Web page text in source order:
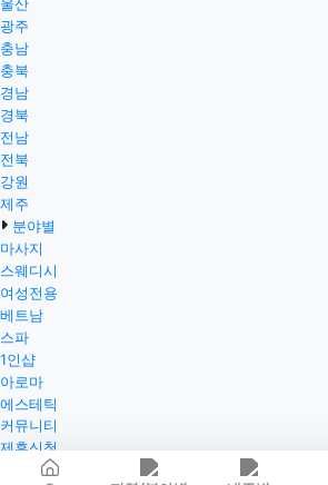
울산
광주
충남
충북
경남
경북
전남
전북
강원
제주
분야별
마사지
스웨디시
여성전용
베트남
스파
1인샵
아로마
에스테틱
커뮤니티
제휴신청